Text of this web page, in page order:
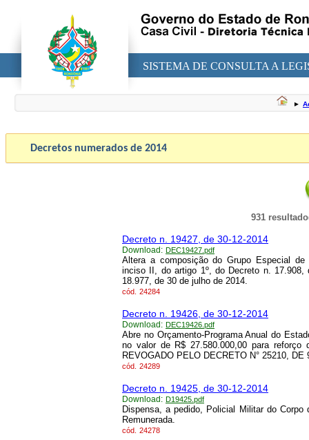
SISTEMA DE CONSULTA A
►
Decretos numerados de 2014
931
Decreto n. 19427, de 30-12-2014
Download: DEC19427.pdf
Altera a composição do Grupo Especial de
inciso II, do artigo 1º, do Decreto n.
18.977, de 30 de julho de 2014.
cód. 24284
Decreto n. 19426, de 30-12-2014
Download: DEC19426.pdf
Abre no Orçamento-Programa Anual do
no valor de R$ 27.580.000,00 para reforço
REVOGADO PELO DECRETO N° 25210, DE
cód. 24289
Decreto n. 19425, de 30-12-2014
Download: D19425.pdf
Dispensa, a pedido, Policial Militar do
Remunerada.
cód. 24278